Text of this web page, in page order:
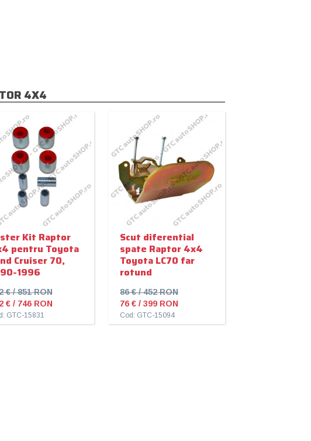
4X4
Kit Raptor
pentru Toyota
Cruiser 70,
1996
€ / 851 RON
€ / 746 RON
GTC-15831
Scut diferential
spate Raptor 4x4
Toyota LC70 far
rotund
86 € / 452 RON
76 € / 399 RON
Cod: GTC-15094